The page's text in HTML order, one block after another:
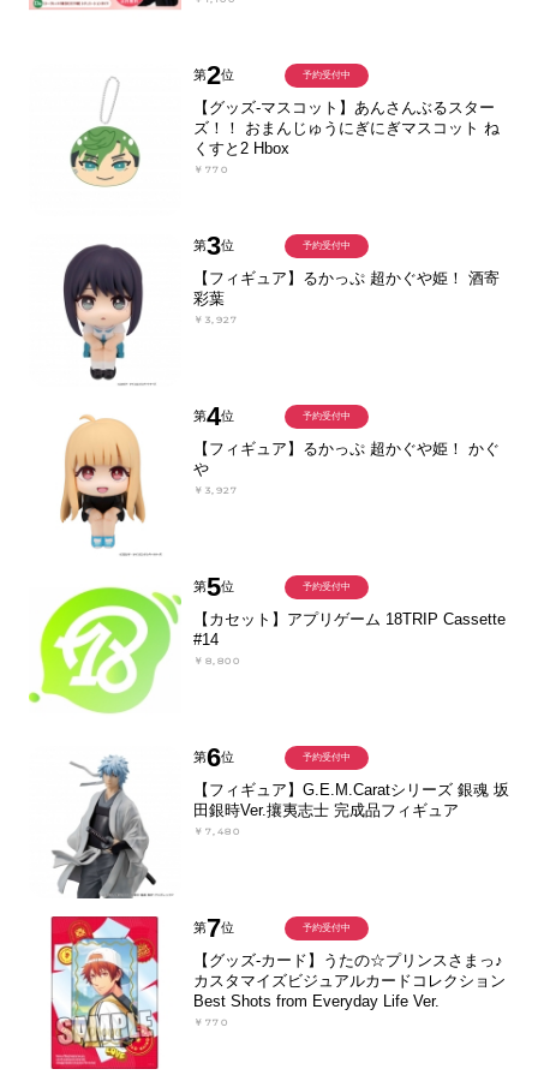
第2位
【グッズ-マスコット】あんさんぶるスター
ズ！！ おまんじゅうにぎにぎマスコット ね
くすと2 Hbox
￥770
予約受付中
第3位
【フィギュア】るかっぷ 超かぐや姫！ 酒寄
彩葉
￥3,927
予約受付中
第4位
【フィギュア】るかっぷ 超かぐや姫！ かぐ
や
￥3,927
予約受付中
第5位
【カセット】アプリゲーム 18TRIP Cassette
#14
￥8,800
予約受付中
第6位
【フィギュア】G.E.M.Caratシリーズ 銀魂 坂
田銀時Ver.攘夷志士 完成品フィギュア
￥7,480
予約受付中
第7位
【グッズ-カード】うたの☆プリンスさまっ♪
カスタマイズビジュアルカードコレクション
Best Shots from Everyday Life Ver.
￥770
予約受付中